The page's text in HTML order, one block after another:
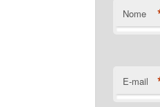
Nome
E-mail